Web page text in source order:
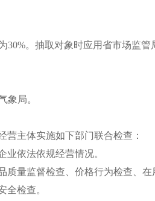
30%。抽取对象时应用省市场监
象局。
主体实施如下部门联合检查：
业依法依规经营情况。
质量监督检查 价格行为检查
在
全检查。